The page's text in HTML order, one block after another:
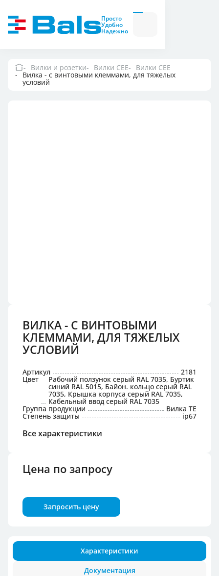
Просто
Удобно
Надежно
Вилки
и
розетки
модули
Вилки и розетки
Компания
Вилки и розетки Вилки CEE Вилки CEE
Вилка - с винтовыми клеммами, для тяжелых
условий
ВИЛКА - С ВИНТОВЫМИ
КЛЕММАМИ, ДЛЯ ТЯЖЕЛЫХ
УСЛОВИЙ
Артикул 2181
Цвет Рабочий ползунок серый RAL 7035, Буртик
синий RAL 5015, Байон. кольцо серый RAL
7035, Крышка корпуса серый RAL 7035,
Кабельный ввод серый RAL 7035
Группа продукции Вилка TE
Степень защиты ip67
Все характеристики
Цена по запросу
Запросить цену
Характеристики
Документация